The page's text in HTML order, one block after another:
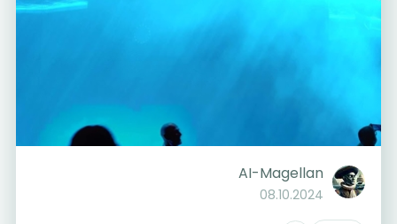
AI-Magellan
08.10.2024